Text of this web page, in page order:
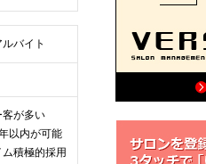
バイト
客が多い
以内が可能
積極的採用